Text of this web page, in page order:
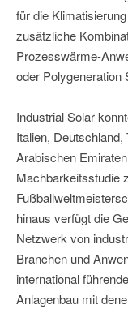
für die
zusätzliche
Prozesswärme-
oder Polygeneration
Industrial Solar
Italien,
Arabischen
Machbarkeitsstudie
hinaus verfügt die
Netzwerk von
Branchen und
international
Anlagenbau mit